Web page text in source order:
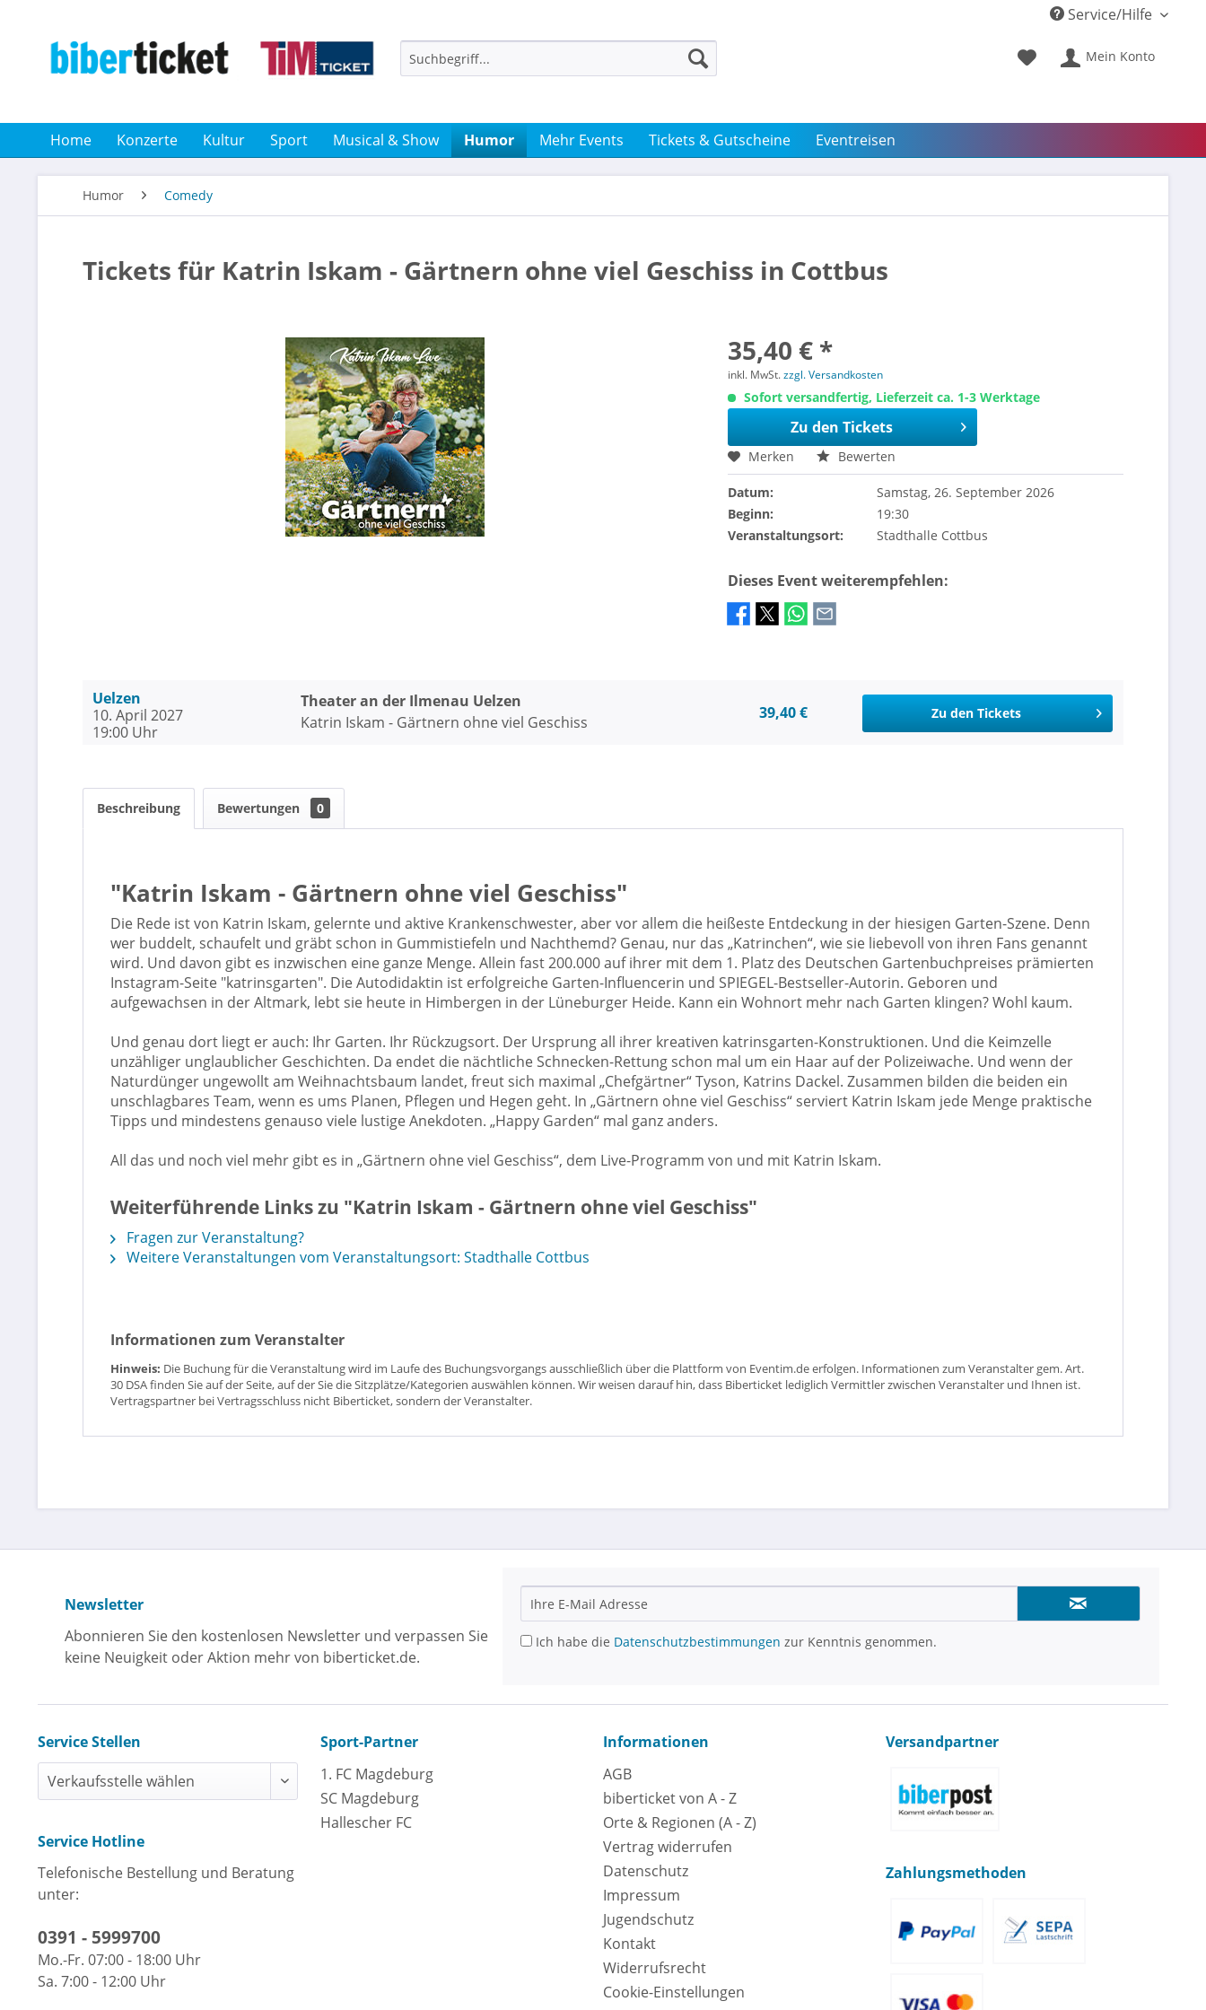
Service/Hilfe
Mein Konto
Home Konzerte Kultur Sport Musical & Show Humor Mehr Events Tickets & Gutscheine Eventreisen
Humor Comedy
Tickets für Katrin Iskam - Gärtnern ohne viel Geschiss in Cottbus
35,40 € *
inkl. MwSt.zzgl. Versandkosten
Sofort versandfertig, Lieferzeit ca. 1-3 Werktage
Zu den Tickets
Merken Bewerten
Datum:
Samstag, 26. September 2026
Beginn:
19:30
Veranstaltungsort:
Stadthalle Cottbus
Dieses Event weiterempfehlen:
Uelzen
10. April 2027
19:00 Uhr
Theater an der Ilmenau Uelzen
Katrin Iskam - Gärtnern ohne viel Geschiss
39,40 € Zu den Tickets
Beschreibung Bewertungen 0
"Katrin Iskam - Gärtnern ohne viel Geschiss"
Die Rede ist von Katrin Iskam, gelernte und aktive Krankenschwester, aber vor allem die heißeste Entdeckung in der hiesigen Garten-Szene. Denn
wer buddelt, schaufelt und gräbt schon in Gummistiefeln und Nachthemd? Genau, nur das „Katrinchen“, wie sie liebevoll von ihren Fans genannt
wird. Und davon gibt es inzwischen eine ganze Menge. Allein fast 200.000 auf ihrer mit dem 1. Platz des Deutschen Gartenbuchpreises prämierten
Instagram-Seite "katrinsgarten". Die Autodidaktin ist erfolgreiche Garten-Influencerin und SPIEGEL-Bestseller-Autorin. Geboren und
aufgewachsen in der Altmark, lebt sie heute in Himbergen in der Lüneburger Heide. Kann ein Wohnort mehr nach Garten klingen? Wohl kaum.
Und genau dort liegt er auch: Ihr Garten. Ihr Rückzugsort. Der Ursprung all ihrer kreativen katrinsgarten-Konstruktionen. Und die Keimzelle
unzähliger unglaublicher Geschichten. Da endet die nächtliche Schnecken-Rettung schon mal um ein Haar auf der Polizeiwache. Und wenn der
Naturdünger ungewollt am Weihnachtsbaum landet, freut sich maximal „Chefgärtner“ Tyson, Katrins Dackel. Zusammen bilden die beiden ein
unschlagbares Team, wenn es ums Planen, Pflegen und Hegen geht. In „Gärtnern ohne viel Geschiss“ serviert Katrin Iskam jede Menge praktische
Tipps und mindestens genauso viele lustige Anekdoten. „Happy Garden“ mal ganz anders.
All das und noch viel mehr gibt es in „Gärtnern ohne viel Geschiss“, dem Live-Programm von und mit Katrin Iskam.
Weiterführende Links zu "Katrin Iskam - Gärtnern ohne viel Geschiss"
Fragen zur Veranstaltung?
Weitere Veranstaltungen vom Veranstaltungsort: Stadthalle Cottbus
Informationen zum Veranstalter
Hinweis: Die Buchung für die Veranstaltung wird im Laufe des Buchungsvorgangs ausschließlich über die Plattform von Eventim.de erfolgen. Informationen zum Veranstalter gem. Art.
30 DSA finden Sie auf der Seite, auf der Sie die Sitzplätze/Kategorien auswählen können. Wir weisen darauf hin, dass Biberticket lediglich Vermittler zwischen Veranstalter und Ihnen ist.
Vertragspartner bei Vertragsschluss nicht Biberticket, sondern der Veranstalter.
Newsletter
Abonnieren Sie den kostenlosen Newsletter und verpassen Sie
keine Neuigkeit oder Aktion mehr von biberticket.de.
Ich habe die Datenschutzbestimmungen zur Kenntnis genommen.
Service Stellen
Service Hotline
Telefonische Bestellung und Beratung
unter:
0391 - 5999700
Mo.-Fr. 07:00 - 18:00 Uhr
Sa. 7:00 - 12:00 Uhr
Sport-Partner
1. FC Magdeburg
SC Magdeburg
Hallescher FC
Informationen
AGB
biberticket von A - Z
Orte & Regionen (A - Z)
Vertrag widerrufen
Datenschutz
Impressum
Jugendschutz
Kontakt
Widerrufsrecht
Cookie-Einstellungen
Versandpartner
Zahlungsmethoden